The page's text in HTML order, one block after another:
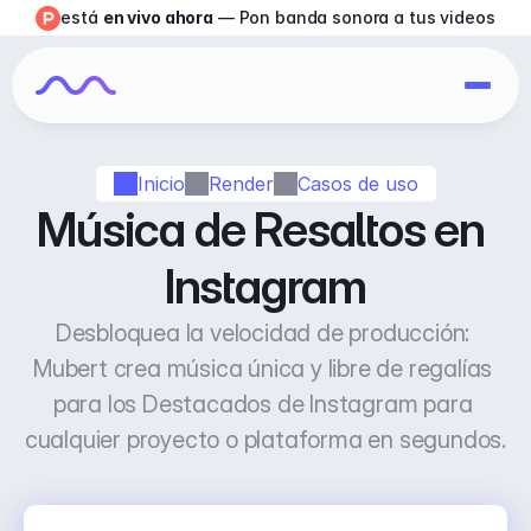
Inicio Render Casos de uso
Música de Resaltos en
Instagram
Desbloquea la velocidad de producción:
Mubert crea música única y libre de regalías
para los Destacados de Instagram para
cualquier proyecto o plataforma en segundos.
está en vivo ahora — Pon banda sonora a tus videos